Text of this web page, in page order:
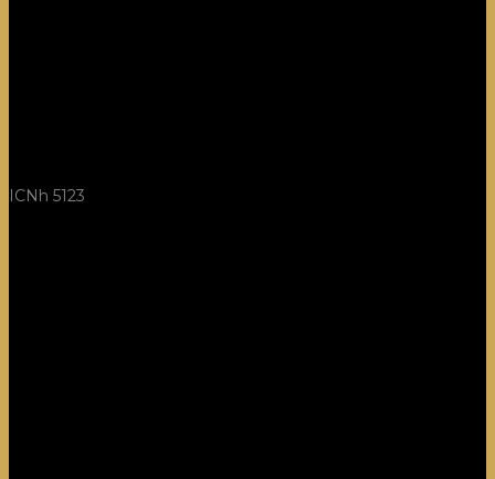
ICNh 5123